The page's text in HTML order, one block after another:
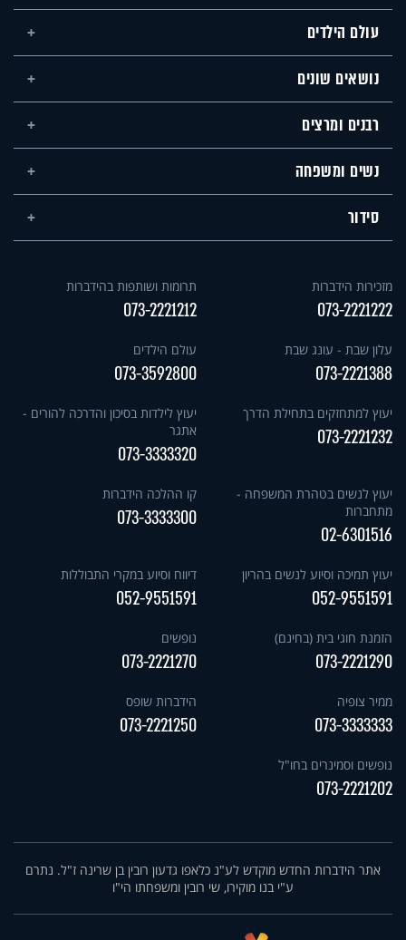
עולם הילדים
נושאים שונים
רבנים ומרצים
נשים ומשפחה
סידור
מזכירות הידברות
073-2221222
תרומות ושותפות בהידברות
073-2221212
עלון שבת - עונג שבת
073-2221388
עולם הילדים
073-3592800
יעוץ למתחזקים בתחילת הדרך
073-2221232
יעוץ לילדות בסיכון והדרכה להורים -
אתגר
073-3333320
יעוץ לנשים בטהרת המשפחה -
מתחברות
02-6301516
קו ההלכה הידברות
073-3333300
יעוץ תמיכה וסיוע לנשים בהריון
052-9551591
דיווח וסיוע במקרי התבוללות
052-9551591
הזמנת חוגי בית (בחינם)
073-2221290
נופשים
073-2221270
ממיר צופיה
073-3333333
הידברות שופס
073-2221250
נופשים וסמינרים בחו"ל
073-2221202
אתר הידברות החדש מוקדש לע"נ כלאפו גדעון רובין בן שרינה ז"ל. נתרם
ע"י בנו מוקירו, שי רובין ומשפחתו הי"ו